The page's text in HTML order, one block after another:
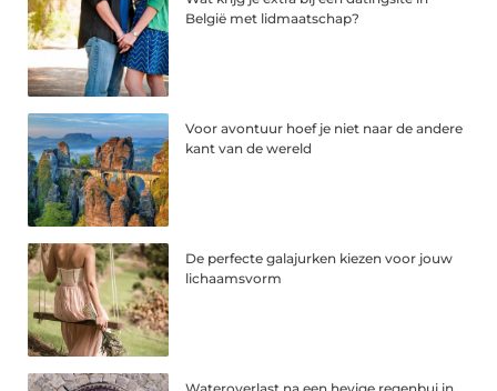
België met lidmaatschap?
Voor avontuur hoef je niet naar de andere
kant van de wereld
De perfecte galajurken kiezen voor jouw
lichaamsvorm